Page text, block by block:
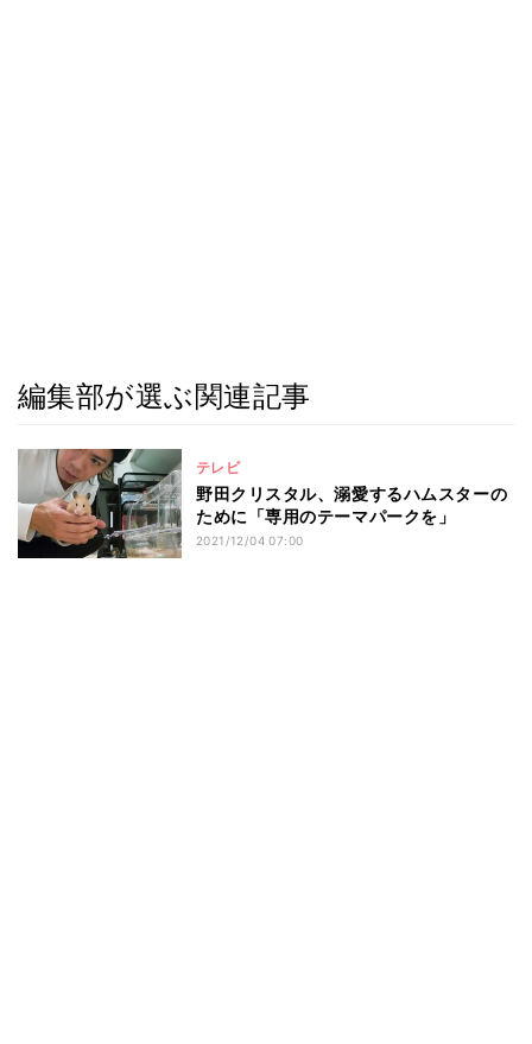
編集部が選ぶ関連記事
テレビ
野田クリスタル、溺愛するハムスターの
ために「専用のテーマパークを」
2021/12/04 07:00